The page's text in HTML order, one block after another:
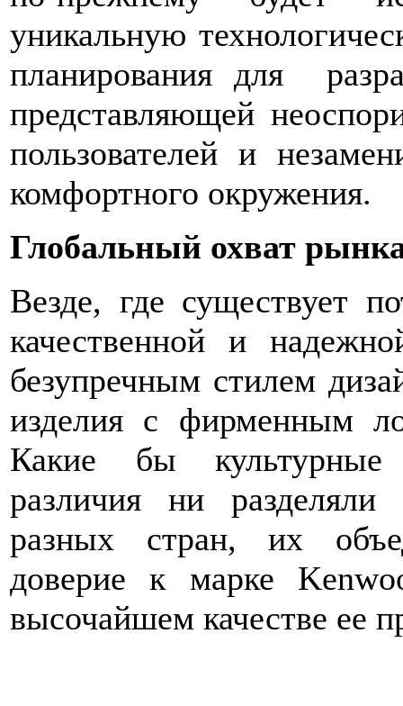
уникальную
планирования для
представляющей
пользователей и
комфортного окружения.
Глобальный охват
Везде, где существует
качественной и
безупречным стилем
изделия с фирменным
Какие бы
различия ни
разных стран, их
доверие к марке
высочайшем качестве ее